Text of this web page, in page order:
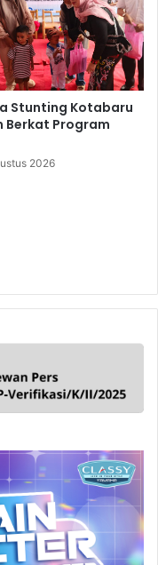
Stunting Kotabaru
Berkat Program
2026